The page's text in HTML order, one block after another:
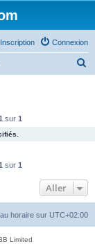
Connexion
Inscription
e
r
sur 1
sur 1
Aller
horaire sur UTC+02:00
Limited